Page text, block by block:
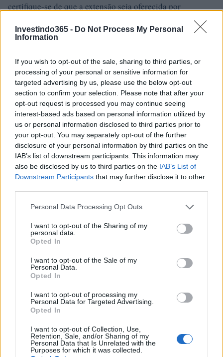
Investindo365 - Do Not Process My Personal
Information
If you wish to opt-out of the sale, sharing to third parties, or
processing of your personal or sensitive information for
targeted advertising by us, please use the below opt-out
section to confirm your selection. Please note that after your
opt-out request is processed you may continue seeing
interest-based ads based on personal information utilized by
us or personal information disclosed to third parties prior to
your opt-out. You may separately opt-out of the further
disclosure of your personal information by third parties on the
IAB’s list of downstream participants. This information may
also be disclosed by us to third parties on the IAB’s List of
Downstream Participants that may further disclose it to other
Please note that this website/app uses one or more Google
not limited to your visit or usage behaviour. You may click to
grant or deny consent to Google and its third-party tags to
use your data for below specified purposes in below Google
consent section.
Personal Data Processing Opt Outs
I want to opt-out of the Sharing of my
personal data.
Opted In
I want to opt-out of the Sale of my
Personal Data.
Opted In
I want to opt-out of processing my
Personal Data for Targeted Advertising.
Opted In
I want to opt-out of Collection, Use,
Retention, Sale, and/or Sharing of my
Personal Data that Is Unrelated with the
Purposes for which it was collected.
certifique-se de que a extensão seja oferecida por
https://metamask.io por segurança e clique em Adicionar
ao Chrome.
Depois de salvar suas frases-semente com segurança,
confirme na próxima tela, verificando-as. E pronto! Leia as
dicas mais uma vez para garantir que você esteja
totalmente ciente dos problemas de segurança e clique em
tudo concluído, agora sua carteira está pronta. Agora
clique no ícone MetaMask na barra de extensão do
navegador e desbloqueie sua carteira com sua senha. Você
deve ver seu saldo inicial depois.Aí vem a etapa de
geração de frase de backup, na tela você verá uma lista de
palavras aleatórias que aparecem depois de clicar em
pedaço de papel e nunca as salve online, em qualquer
lugar. Para segurança extra, você pode até considerar
comprar uma cápsula Cryptosteel da Ledger para
seguida, escolha uma senha segura para proteger sua
carteira MetaMask, essa senha não é sua chave privada ou
frases-semente, você só precisa dessa senha para acessar a
extensão do Chrome.Prossiga em “Começar” e clique em
instruções na tela seguinte e clique em “Concordo”